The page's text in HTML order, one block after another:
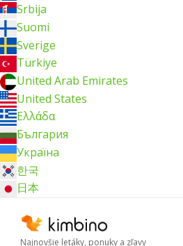
Srbija
Suomi
Sverige
Türkiye
United Arab Emirates
United States
Ελλάδα
България
Україна
한국
日本
Najnovšie letáky, ponuky a zľavy